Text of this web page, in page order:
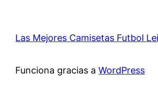
Las Mejores Camisetas Futbol
Funciona gracias aWordPress